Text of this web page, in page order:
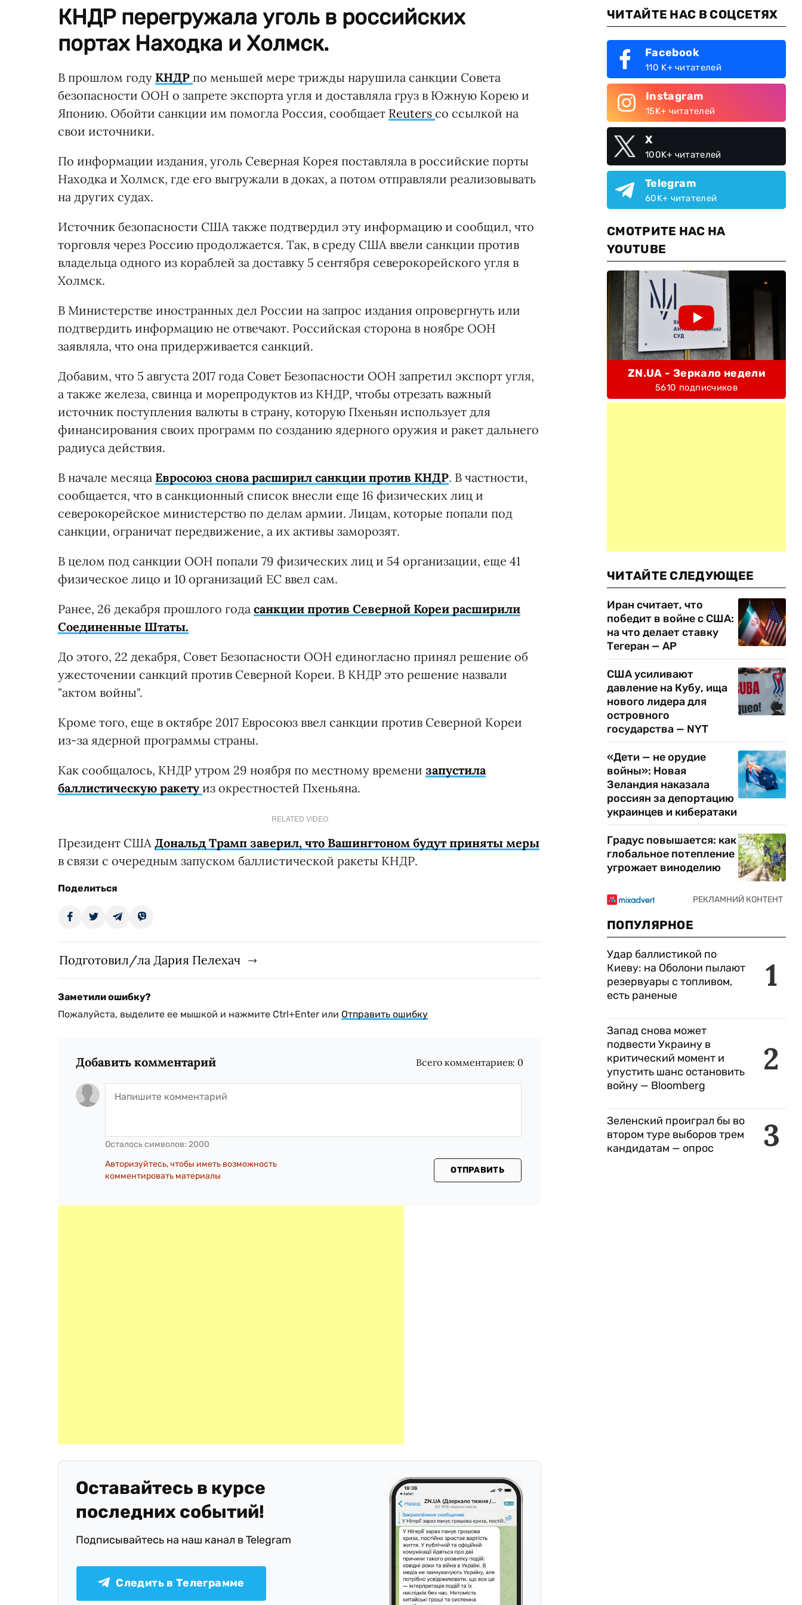
КНДР перегружала уголь в российских
портах Находка и Холмск.
В прошлом году КНДР по меньшей мере трижды нарушила санкции Совета
безопасности ООН о запрете экспорта угля и доставляла груз в Южную Корею и
Японию. Обойти санкции им помогла Россия, сообщает Reuters со ссылкой на
свои источники.
По информации издания, уголь Северная Корея поставляла в российские порты
Находка и Холмск, где его выгружали в доках, а потом отправляли реализовывать
на других судах.
Источник безопасности США также подтвердил эту информацию и сообщил, что
торговля через Россию продолжается. Так, в среду США ввели санкции против
владельца одного из кораблей за доставку 5 сентября северокорейского угля в
Холмск.
В Министерстве иностранных дел России на запрос издания опровергнуть или
подтвердить информацию не отвечают. Российская сторона в ноябре ООН
заявляла, что она придерживается санкций.
Добавим, что 5 августа 2017 года Совет Безопасности ООН запретил экспорт угля,
а также железа, свинца и морепродуктов из КНДР, чтобы отрезать важный
источник поступления валюты в страну, которую Пхеньян использует для
финансирования своих программ по созданию ядерного оружия и ракет дальнего
радиуса действия.
В начале месяца Евросоюз снова расширил санкции против КНДР. В частности,
сообщается, что в санкционный список внесли еще 16 физических лиц и
северокорейское министерство по делам армии. Лицам, которые попали под
санкции, ограничат передвижение, а их активы заморозят.
В целом под санкции ООН попали 79 физических лиц и 54 организации, еще 41
физическое лицо и 10 организаций ЕС ввел сам.
Ранее, 26 декабря прошлого года санкции против Северной Кореи расширили
Соединенные Штаты.
До этого, 22 декабря, Совет Безопасности ООН единогласно принял решение об
ужесточении санкций против Северной Кореи. В КНДР это решение назвали
"актом войны".
Кроме того, еще в октябре 2017 Евросоюз ввел санкции против Северной Кореи
из-за ядерной программы страны.
Как сообщалось, КНДР утром 29 ноября по местному времени запустила
баллистическую ракету из окрестностей Пхеньяна.
RELATED VIDEO
Президент США Дональд Трамп заверил, что Вашингтоном будут приняты меры
в связи с очередным запуском баллистической ракеты КНДР.
Поделиться
Подготовил/ла Дария Пелехач
Заметили ошибку?
Пожалуйста, выделите ее мышкой и нажмите Ctrl+Enter или Отправить ошибку
Добавить комментарий Всего комментариев: 0
Осталось символов: 2000
Авторизуйтесь, чтобы иметь возможность
комментировать материалы
ОТПРАВИТЬ
Оставайтесь в курсе
последних событий!
Подписывайтесь на наш канал в Telegram
Следить в Телеграмме
ЧИТАЙТЕ НАС В СОЦСЕТЯХ
Facebook
110 K+ читателей
Instagram
15K+ читателей
X
100K+ читателей
Telegram
60K+ читателей
СМОТРИТЕ НАС НА
YOUTUBE
ZN.UA - Зеркало недели
5610 подписчиков
ЧИТАЙТЕ СЛЕДУЮЩЕЕ
Иран считает, что
победит в войне с США:
на что делает ставку
Тегеран — AP
США усиливают
давление на Кубу, ища
нового лидера для
островного
государства — NYT
«Дети — не орудие
войны»: Новая
Зеландия наказала
россиян за депортацию
украинцев и кибератаки
Градус повышается: как
глобальное потепление
угрожает виноделию
ПОПУЛЯРНОЕ
1
Удар баллистикой по
Киеву: на Оболони пылают
резервуары с топливом,
есть раненые
2
Запад снова может
подвести Украину в
критический момент и
упустить шанс остановить
войну — Bloomberg
3
Зеленский проиграл бы во
втором туре выборов трем
кандидатам — опрос